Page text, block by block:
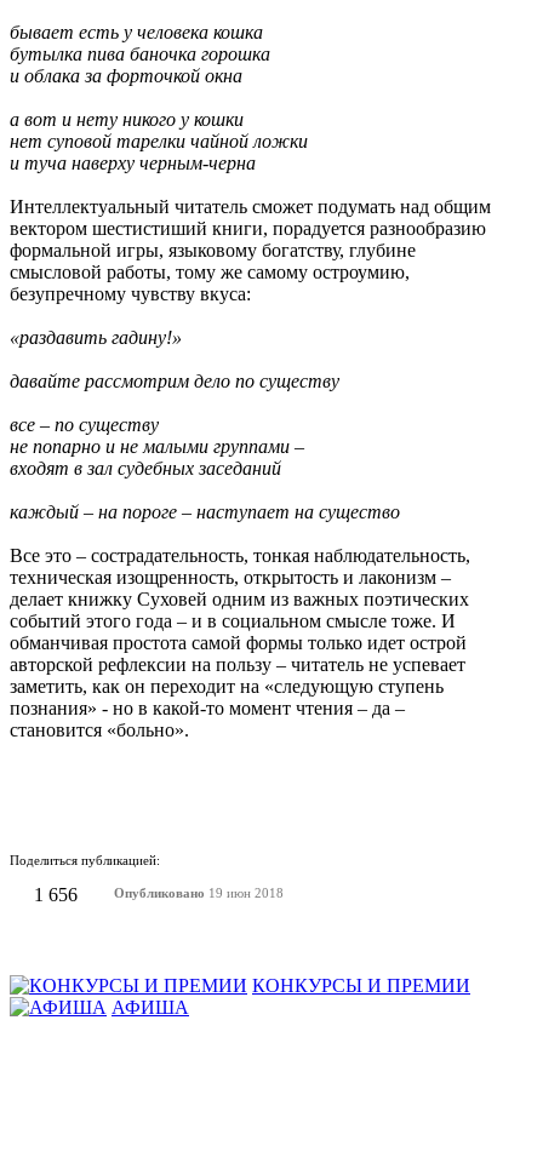
бывает есть у человека кошка
бутылка пива баночка горошка
и облака за форточкой окна
а вот и нету никого у кошки
нет суповой тарелки чайной ложки
и туча наверху черным-черна
Интеллектуальный читатель сможет подумать над общим
вектором шестистиший книги, порадуется разнообразию
формальной игры, языковому богатству, глубине
смысловой работы, тому же самому остроумию,
безупречному чувству вкуса:
«раздавить гадину!»
давайте рассмотрим дело по существу
все – по существу
не попарно и не малыми группами –
входят в зал судебных заседаний
каждый – на пороге – наступает на существо
Все это – сострадательность, тонкая наблюдательность,
техническая изощренность, открытость и лаконизм –
делает книжку Суховей одним из важных поэтических
событий этого года – и в социальном смысле тоже. И
обманчивая простота самой формы только идет острой
авторской рефлексии на пользу – читатель не успевает
заметить, как он переходит на «следующую ступень
познания» - но в какой-то момент чтения – да –
становится «больно».
Поделиться публикацией:
1 656 Опубликовано 19 июн 2018
КОНКУРСЫ И ПРЕМИИ
АФИША